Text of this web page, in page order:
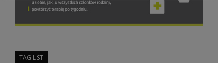
TAG LIST